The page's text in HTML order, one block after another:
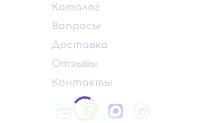
Каталог
Вопросы
Доставка
Отзывы
Контакты